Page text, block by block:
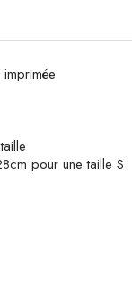
pour une taille S